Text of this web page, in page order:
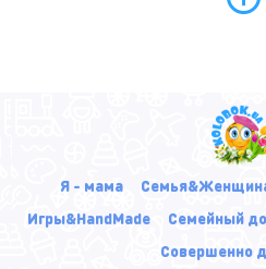
Я - мама
Игры&HandMade
Семейный
Совершенно